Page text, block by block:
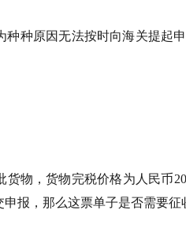
种种原因无法按时向海关提起
物，货物完税价格为人民币
报，那么这票单子是否需要